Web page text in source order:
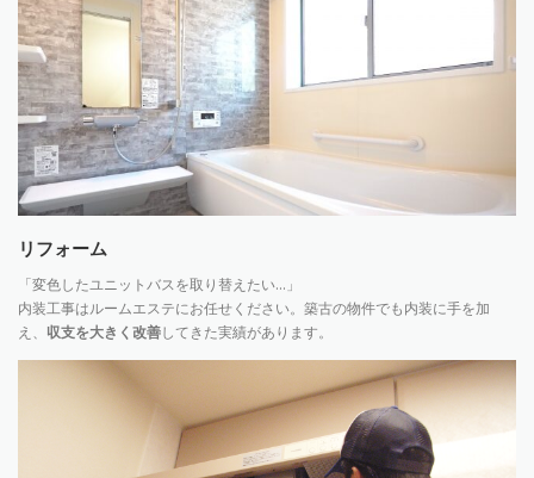
リフォーム
「変色したユニットバスを取り替えたい…」
内装工事はルームエステにお任せください。築古の物件でも内装に手を加
え、 収支を大きく改善してきた実績があります。